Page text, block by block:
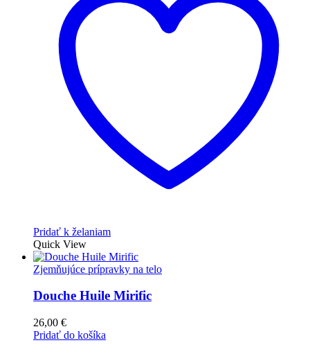
Pridať k želaniam
Quick View
Zjemňujúce prípravky na telo
Douche Huile Mirific
26,00 €
Pridať do košíka